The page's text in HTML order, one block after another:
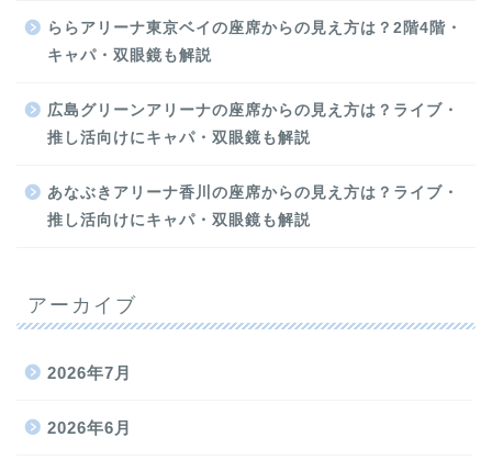
ららアリーナ東京ベイの座席からの見え方は？2階4階・
キャパ・双眼鏡も解説
広島グリーンアリーナの座席からの見え方は？ライブ・
推し活向けにキャパ・双眼鏡も解説
あなぶきアリーナ香川の座席からの見え方は？ライブ・
推し活向けにキャパ・双眼鏡も解説
アーカイブ
2026年7月
2026年6月